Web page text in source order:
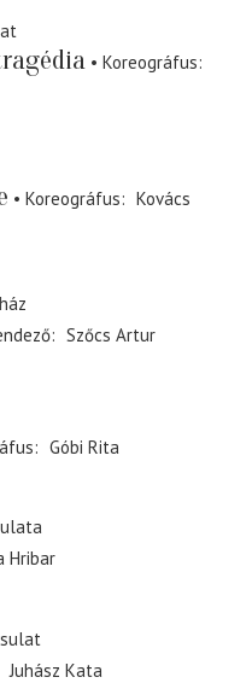
Koreográfus
Koreográfus
Kovács
Szőcs Artur
Góbi Rita
Hribar
Juhász Kata